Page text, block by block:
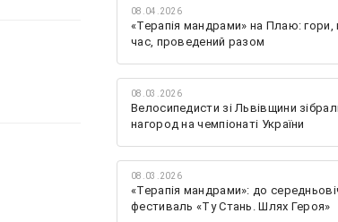
08.04.2026
«Терапія мандрами» на Плаю: гори,
час, проведений разом
08.03.2026
Велосипедисти зі Львівщини
нагород на чемпіонаті України
08.03.2026
«Терапія мандрами»: до
фестиваль «Ту Стань. Шлях Героя»